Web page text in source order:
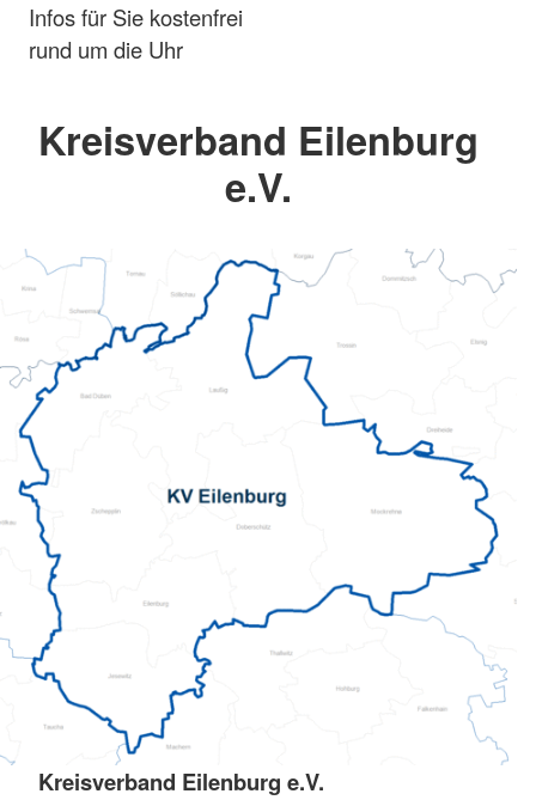
Infos für Sie kostenfrei
rund um die Uhr
Kreisverband Eilenburg
e.V.
Kreisverband Eilenburg e.V.